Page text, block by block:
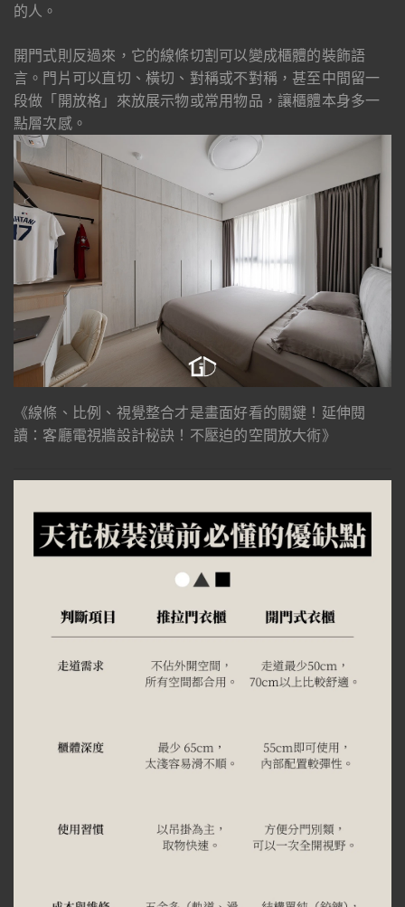
的人。
開門式則反過來，它的線條切割可以變成櫃體的裝飾語
言。門片可以直切、橫切、對稱或不對稱，甚至中間留一
段做「開放格」來放展示物或常用物品，讓櫃體本身多一
點層次感。
《線條、比例、視覺整合才是畫面好看的關鍵！延伸閱
讀：客廳電視牆設計秘訣！不壓迫的空間放大術》